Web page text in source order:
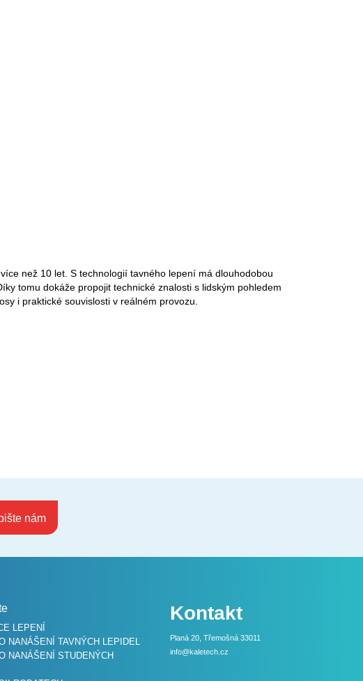
než 10 let. S technologií tavného lepení má dlouhodobou
tomu dokáže propojit technické znalosti s lidským pohledem
i praktické souvislosti v reálném provozu.
nám
LEPENÍ
NANÁŠENÍ TAVNÝCH LEPIDEL
NANÁŠENÍ STUDENÝCH
Kontakt
Planá 20, Třemošná 33011
info@kaletech.cz